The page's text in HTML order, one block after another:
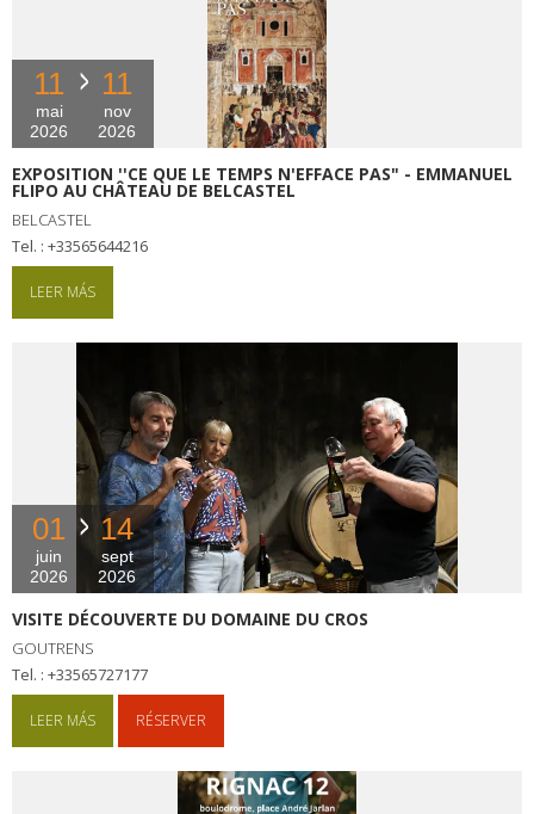
11
mai
2026
11
nov
2026
EXPOSITION ''CE QUE LE TEMPS N'EFFACE PAS" - EMMANUEL
FLIPO AU CHÂTEAU DE BELCASTEL
BELCASTEL
tel. : +33565644216
LEER MÁS
01
juin
2026
14
sept
2026
VISITE DÉCOUVERTE DU DOMAINE DU CROS
GOUTRENS
tel. : +33565727177
LEER MÁS RÉSERVER